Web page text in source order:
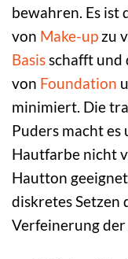
bewahren. Es ist
von Make-up zu
Basis schafft und
von Foundation
minimiert. Die
Puders macht es
Hautfarbe nicht
Hautton
diskretes Setzen
Verfeinerung